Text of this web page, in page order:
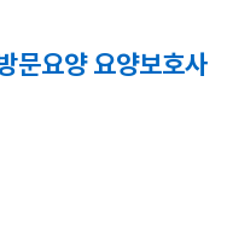
요양 요양보호사